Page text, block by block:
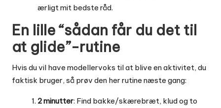
ærligt mit bedste råd.
En lille “sådan får du det til
at glide”-rutine
Hvis du vil have modellervoks til at blive en aktivitet, du
faktisk bruger, så prøv den her rutine næste gang:
2 minutter: Find bakke/skærebræt, klud og to